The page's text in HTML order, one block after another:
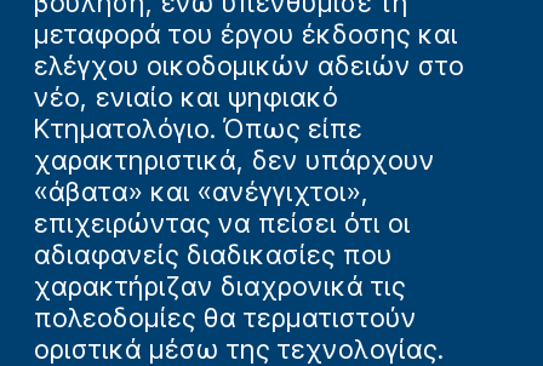
μεταφορά του έργου έκδοσης και
ελέγχου οικοδομικών αδειών στο
νέο, ενιαίο και ψηφιακό
Κτηματολόγιο. Όπως είπε
χαρακτηριστικά, δεν υπάρχουν
«άβατα» και «ανέγγιχτοι»,
επιχειρώντας να πείσει ότι οι
αδιαφανείς διαδικασίες που
χαρακτήριζαν διαχρονικά τις
πολεοδομίες θα τερματιστούν
οριστικά μέσω της τεχνολογίας.